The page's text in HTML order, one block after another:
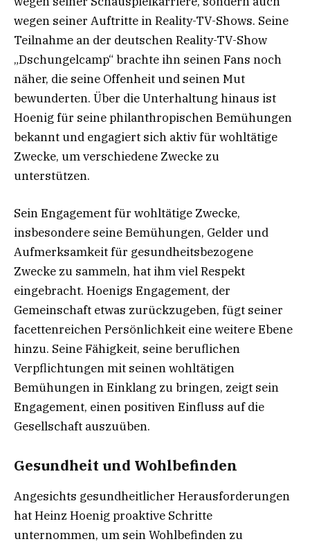
wegen seiner Auftritte in Reality-TV-Shows. Seine
Teilnahme an der deutschen Reality-TV-Show
„Dschungelcamp“ brachte ihn seinen Fans noch
näher, die seine Offenheit und seinen Mut
bewunderten. Über die Unterhaltung hinaus ist
Hoenig für seine philanthropischen Bemühungen
bekannt und engagiert sich aktiv für wohltätige
Zwecke, um verschiedene Zwecke zu
unterstützen.
Sein Engagement für wohltätige Zwecke,
insbesondere seine Bemühungen, Gelder und
Aufmerksamkeit für gesundheitsbezogene
Zwecke zu sammeln, hat ihm viel Respekt
eingebracht. Hoenigs Engagement, der
Gemeinschaft etwas zurückzugeben, fügt seiner
facettenreichen Persönlichkeit eine weitere Ebene
hinzu. Seine Fähigkeit, seine beruflichen
Verpflichtungen mit seinen wohltätigen
Bemühungen in Einklang zu bringen, zeigt sein
Engagement, einen positiven Einfluss auf die
Gesellschaft auszuüben.
Gesundheit und Wohlbefinden
Angesichts gesundheitlicher Herausforderungen
hat Heinz Hoenig proaktive Schritte
unternommen, um sein Wohlbefinden zu